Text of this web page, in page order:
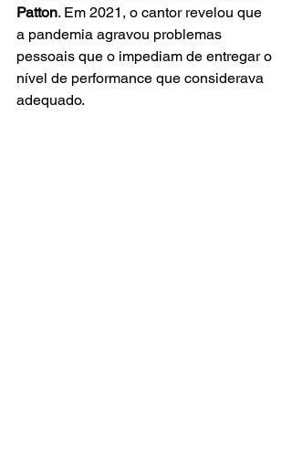
Patton. Em 2021, o cantor revelou que
a pandemia agravou problemas
pessoais que o impediam de entregar o
nível de performance que considerava
adequado.